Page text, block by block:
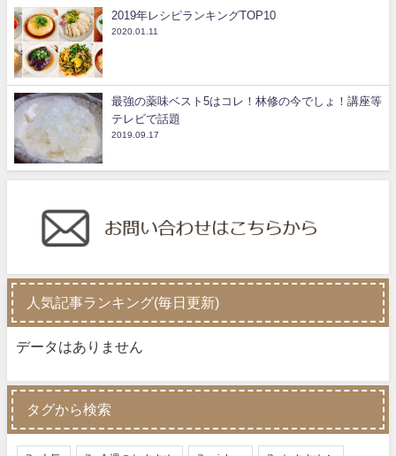
2019年レシピランキングTOP10
2020.01.11
最強の薬味ベスト5はコレ！林修の今でしょ！講座等
テレビで話題
2019.09.17
人気記事ランキング(毎日更新)
データはありません
タグから検索